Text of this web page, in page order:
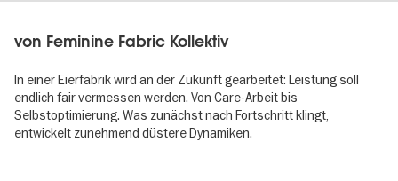
von Feminine Fabric Kollektiv
In einer Eierfabrik wird an der Zukunft gearbeitet: Leistung soll
endlich fair vermessen werden. Von Care-Arbeit bis
Selbstoptimierung. Was zunächst nach Fortschritt klingt,
entwickelt zunehmend düstere Dynamiken.